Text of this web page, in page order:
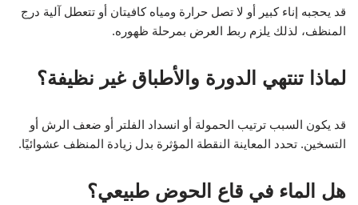
قد يحجبه إناء كبير أو لا تصل حرارة ومياه كافيتان أو تتعطل آلية درج
المنظف، لذلك يلزم ربط العرض بمرحلة ظهوره.
لماذا تنتهي الدورة والأطباق غير نظيفة؟
قد يكون السبب ترتيب الحمولة أو انسداد الفلتر أو ضعف الرش أو
التسخين. تحدد المعاينة النقطة المؤثرة بدل زيادة المنظف عشوائيًا.
هل الماء في قاع الحوض طبيعي؟